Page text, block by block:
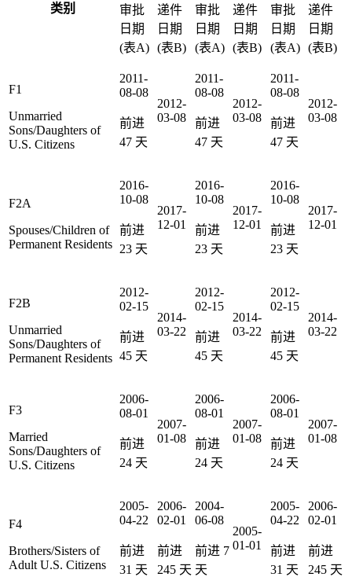
类别
审批
日期
(表A)
递件
日期
(表B)
审批
日期
(表A)
递件
日期
(表B)
审批
日期
(表A)
递件
日期
(表B)
F1
Unmarried
Sons/Daughters of
U.S. Citizens
2011-
08-08
前进
47 天
2012-
03-08
2011-
08-08
前进
47 天
2012-
03-08
2011-
08-08
前进
47 天
2012-
03-08
F2A
Spouses/Children of
Permanent Residents
2016-
10-08
前进
23 天
2017-
12-01
2016-
10-08
前进
23 天
2017-
12-01
2016-
10-08
前进
23 天
2017-
12-01
F2B
Unmarried
Sons/Daughters of
Permanent Residents
2012-
02-15
前进
45 天
2014-
03-22
2012-
02-15
前进
45 天
2014-
03-22
2012-
02-15
前进
45 天
2014-
03-22
F3
Married
Sons/Daughters of
U.S. Citizens
2006-
08-01
前进
24 天
2007-
01-08
2006-
08-01
前进
24 天
2007-
01-08
2006-
08-01
前进
24 天
2007-
01-08
F4
Brothers/Sisters of
Adult U.S. Citizens
2005-
04-22
前进
31 天
2006-
02-01
前进
245 天
2004-
06-08
前进 7
天
2005-
01-01
2005-
04-22
前进
31 天
2006-
02-01
前进
245 天